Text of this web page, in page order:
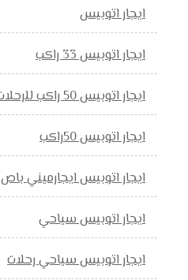
ايجار اتوبيس
ايجار اتوبيس 33 راكب
ايجار اتوبيس 50 راكب للرحلات
ايجار اتوبيس 50راكب
ايجار اتوبيس ايجارميني باص
ايجار اتوبيس سياحي
ايجار اتوبيس سياحي رحلات